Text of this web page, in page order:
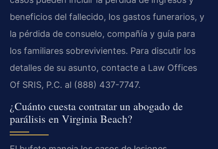
beneficios del fallecido, los gastos funerarios, y
la pérdida de consuelo, compañía y guía para
los familiares sobrevivientes. Para discutir los
detalles de su asunto, contacte a Law Offices
Of SRIS, P.C. al (888) 437-7747.
¿Cuánto cuesta contratar un abogado de
parálisis en Virginia Beach?